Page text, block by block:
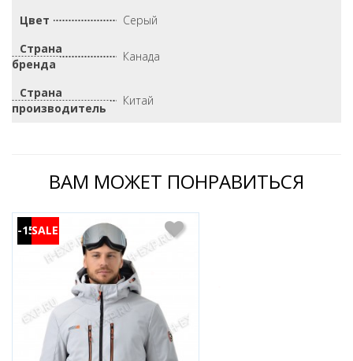
Цвет
Серый
Страна
бренда
Канада
Страна
производитель
Китай
ВАМ МОЖЕТ ПОНРАВИТЬСЯ
-15%